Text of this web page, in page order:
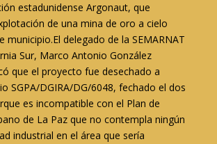
estadunidense Argonaut, que
de una mina de oro a cielo
municipio.El delegado de la SEMARNAT
Sur, Marco Antonio González
que el proyecto fue desechado a
SGPA/DGIRA/DG/6048, fechado el dos
es incompatible con el Plan de
de La Paz que no contempla ningún
industrial en el área que sería